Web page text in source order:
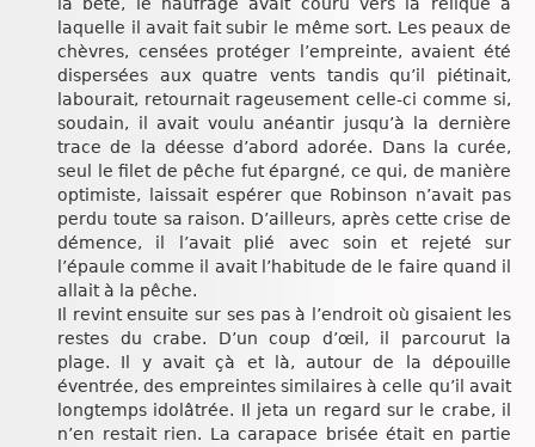
la bête, le naufragé avait couru vers la relique à
laquelle il avait fait subir le même sort. Les peaux de
chèvres, censées protéger l’empreinte, avaient été
dispersées aux quatre vents tandis qu’il piétinait,
labourait, retournait rageusement celle-ci comme si,
soudain, il avait voulu anéantir jusqu’à la dernière
trace de la déesse d’abord adorée. Dans la curée,
seul le filet de pêche fut épargné, ce qui, de manière
optimiste, laissait espérer que Robinson n’avait pas
perdu toute sa raison. D’ailleurs, après cette crise de
démence, il l’avait plié avec soin et rejeté sur
l’épaule comme il avait l’habitude de le faire quand il
allait à la pêche.
Il revint ensuite sur ses pas à l’endroit où gisaient les
restes du crabe. D’un coup d’œil, il parcourut la
plage. Il y avait çà et là, autour de la dépouille
éventrée, des empreintes similaires à celle qu’il avait
longtemps idolâtrée. Il jeta un regard sur le crabe, il
n’en restait rien. La carapace brisée était en partie